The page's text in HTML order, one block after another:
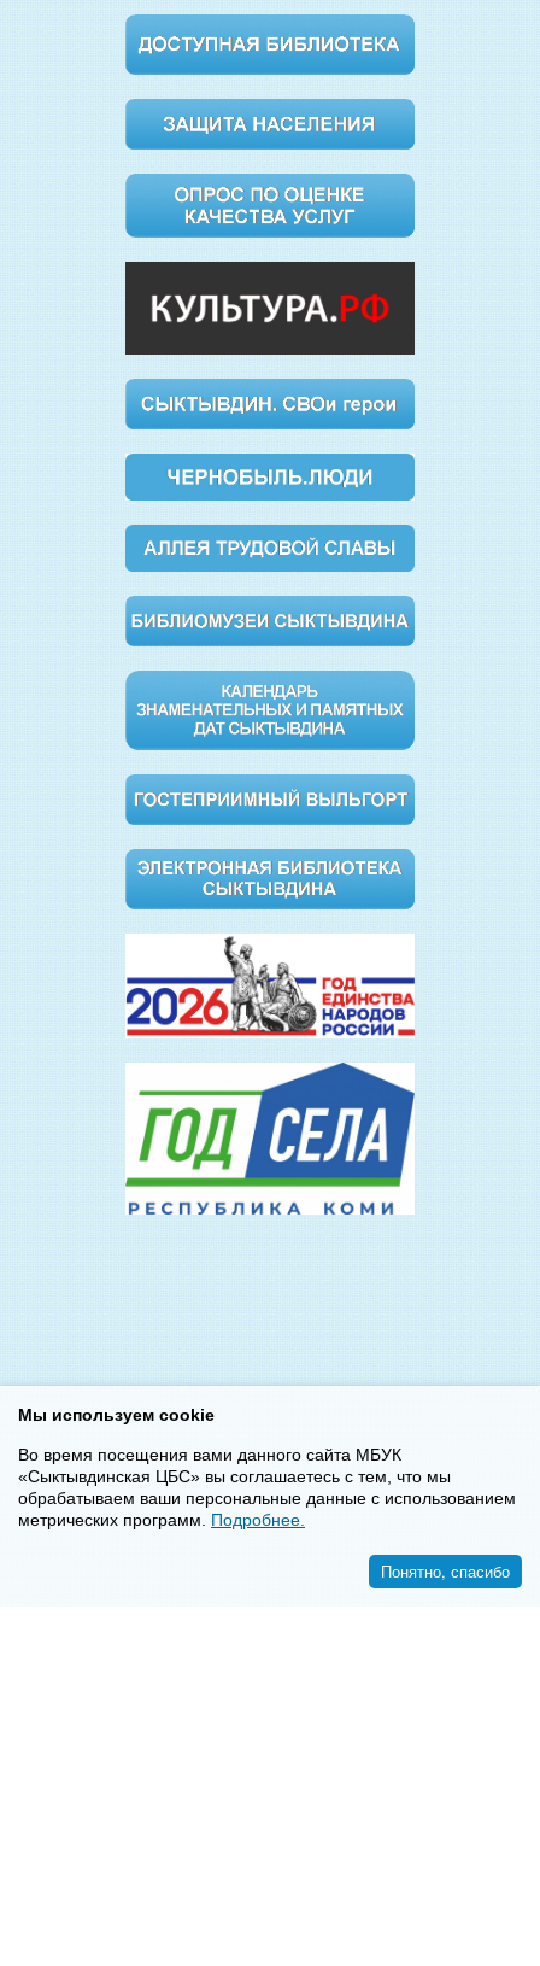
Мы используем cookie
Во время посещения вами данного сайта МБУК
«Сыктывдинская ЦБС» вы соглашаетесь с тем, что мы
обрабатываем ваши персональные данные с использованием
метрических программ. Подробнее.
Понятно, спасибо